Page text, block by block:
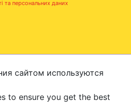
та персональних даних
сайтом используются
to ensure you get the best